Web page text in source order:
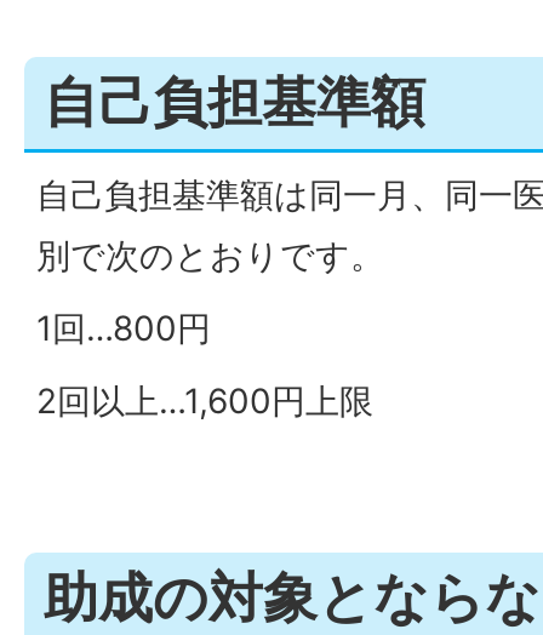
自己負担基準額
自己負担基準額は同一月、同一
別で次のとおりです。
1回…800円
2回以上…1,600円上限
助成の対象となら